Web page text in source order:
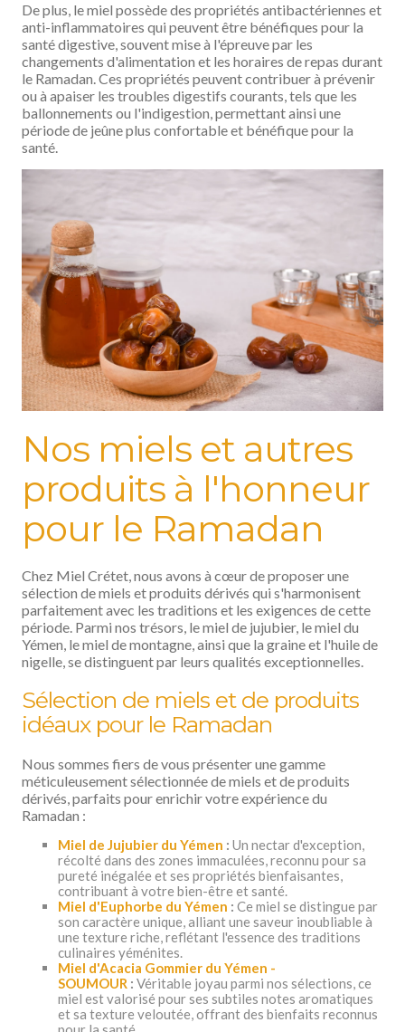
De plus, le miel possède des propriétés antibactériennes et
anti-inflammatoires qui peuvent être bénéfiques pour la
santé digestive, souvent mise à l'épreuve par les
changements d'alimentation et les horaires de repas durant
le Ramadan. Ces propriétés peuvent contribuer à prévenir
ou à apaiser les troubles digestifs courants, tels que les
ballonnements ou l'indigestion, permettant ainsi une
période de jeûne plus confortable et bénéfique pour la
santé.
Nos miels et autres
produits à l'honneur
pour le Ramadan
Chez Miel Crétet, nous avons à cœur de proposer une
sélection de miels et produits dérivés qui s'harmonisent
parfaitement avec les traditions et les exigences de cette
période. Parmi nos trésors, le miel de jujubier, le miel du
Yémen, le miel de montagne, ainsi que la graine et l'huile de
nigelle, se distinguent par leurs qualités exceptionnelles.
Sélection de miels et de produits
idéaux pour le Ramadan
Nous sommes fiers de vous présenter une gamme
méticuleusement sélectionnée de miels et de produits
dérivés, parfaits pour enrichir votre expérience du
Ramadan :
Miel de Jujubier du Yémen : Un nectar d'exception,
récolté dans des zones immaculées, reconnu pour sa
pureté inégalée et ses propriétés bienfaisantes,
contribuant à votre bien-être et santé.
Miel d'Euphorbe du Yémen : Ce miel se distingue par
son caractère unique, alliant une saveur inoubliable à
une texture riche, reflétant l'essence des traditions
culinaires yéménites.
Miel d'Acacia Gommier du Yémen -
SOUMOUR : Véritable joyau parmi nos sélections, ce
miel est valorisé pour ses subtiles notes aromatiques
et sa texture veloutée, offrant des bienfaits reconnus